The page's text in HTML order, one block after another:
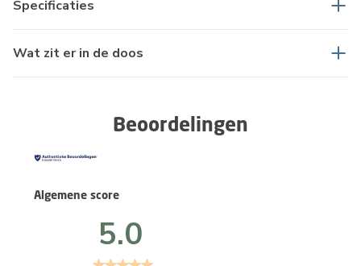
Specificaties
Wat zit er in de doos
Beoordelingen
Algemene score
5.0